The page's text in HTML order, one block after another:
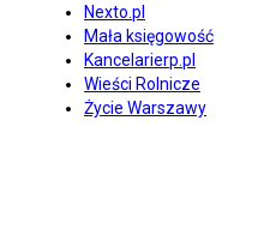
Nexto.pl
Mała księgowość
Kancelarierp.pl
Wieści Rolnicze
Życie Warszawy